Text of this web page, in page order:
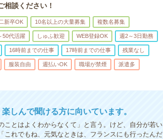
談ください！
新卒OK 10名以上の大量募集 複数名募集
50代活躍 しゅふ歓迎 WEB登録OK 週2～3日勤務
16時前までの仕事 17時前までの仕事 残業なし
服装自由 週払いOK 職場が禁煙 派遣多
しんで聞ける方に向いています。
とはよくわからなくて」と言う。けど、自分が若い
れでもね、元気なときは、フランスにも行ったんだ